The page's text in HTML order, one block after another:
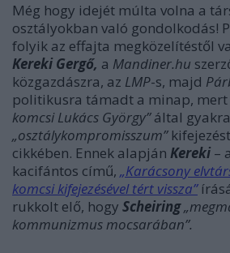
Még hogy idejét múlta volna a
osztályokban való gondolkodás!
folyik az effajta megközelítéstől
Kereki Gergő, a Mandiner.hu
közgazdászra, az LMP-s, majd
politikusra támadt a minap,
komcsi Lukács György”által
„osztálykompromisszum”
cikkében. Ennek alapján Kereki –
kacifántos című, „Karácsony
komcsi kifejezésével tért vissza”
rukkolt elő, hogy Scheiring
kommunizmus mocsarában”.